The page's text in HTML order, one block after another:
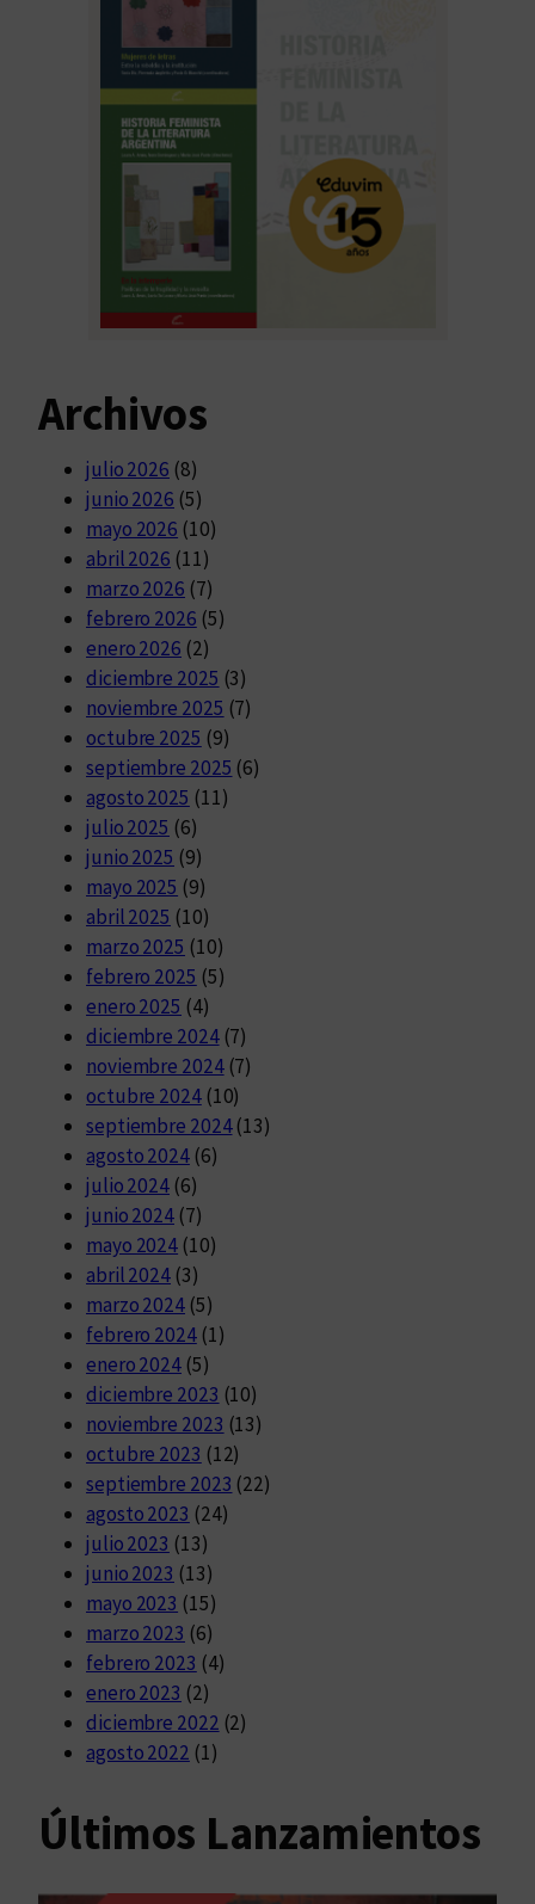
Archivos
julio 2026 (8)
junio 2026 (5)
mayo 2026 (10)
abril 2026 (11)
marzo 2026 (7)
febrero 2026 (5)
enero 2026 (2)
diciembre 2025 (3)
noviembre 2025 (7)
octubre 2025 (9)
septiembre 2025 (6)
agosto 2025 (11)
julio 2025 (6)
junio 2025 (9)
mayo 2025 (9)
abril 2025 (10)
marzo 2025 (10)
febrero 2025 (5)
enero 2025 (4)
diciembre 2024(7)
noviembre 2024(7)
octubre 2024(10)
septiembre 2024(13)
agosto 2024(6)
julio 2024 (6)
junio 2024 (7)
mayo 2024 (10)
abril 2024 (3)
marzo 2024 (5)
febrero 2024(1)
enero 2024 (5)
diciembre 2023 (10)
noviembre 2023 (13)
octubre 2023 (12)
septiembre 2023 (22)
agosto 2023 (24)
julio 2023 (13)
junio 2023 (13)
mayo 2023 (15)
marzo 2023 (6)
febrero 2023 (4)
enero 2023 (2)
diciembre 2022 (2)
agosto 2022 (1)
Últimos Lanzamientos